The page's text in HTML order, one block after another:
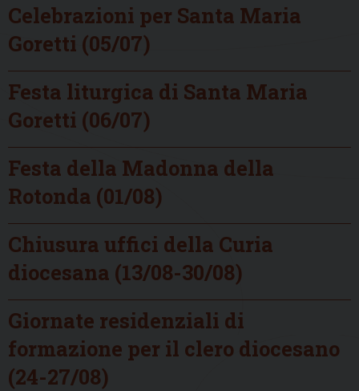
Celebrazioni per Santa Maria
Goretti (05/07)
Festa liturgica di Santa Maria
Goretti (06/07)
Festa della Madonna della
Rotonda (01/08)
Chiusura uffici della Curia
diocesana (13/08-30/08)
Giornate residenziali di
formazione per il clero diocesano
(24-27/08)